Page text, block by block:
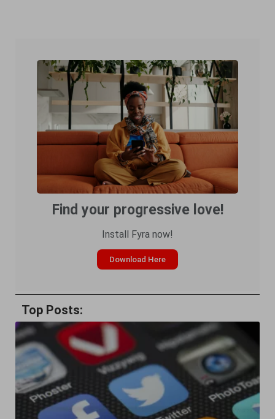
Find your progressive love!
Install Fyra now!
Download Here
Top Posts: